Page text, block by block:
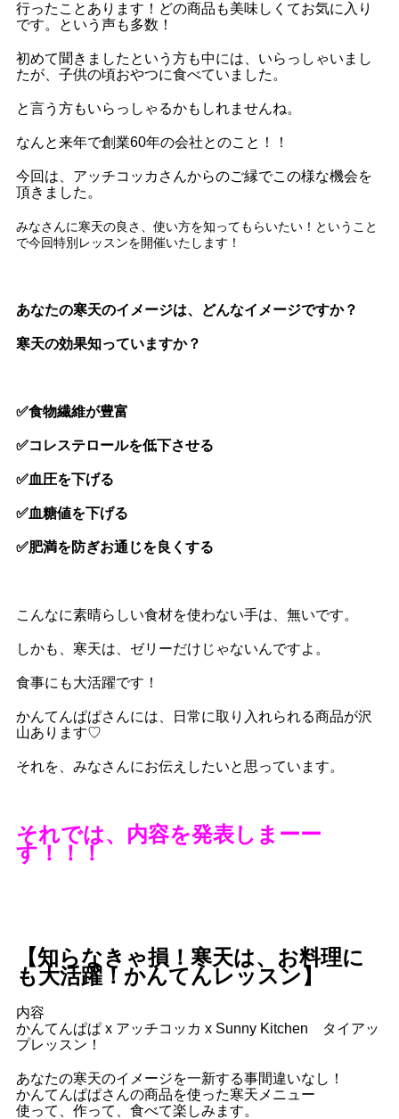
行ったことあります！どの商品も美味しくてお気に入り
です。という声も多数！
初めて聞きましたという方も中には、いらっしゃいまし
たが、子供の頃おやつに食べていました。
と言う方もいらっしゃるかもしれませんね。
なんと来年で創業60年の会社とのこと！！
今回は、アッチコッカさんからのご縁でこの様な機会を
頂きました。
みなさんに寒天の良さ、使い方を知ってもらいたい！ということ
で今回特別レッスンを開催いたします！
あなたの寒天のイメージは、どんなイメージですか？
寒天の効果知っていますか？
✅食物繊維が豊富
✅コレステロールを低下させる
✅血圧を下げる
✅血糖値を下げる
✅肥満を防ぎお通じを良くする
こんなに素晴らしい食材を使わない手は、無いです。
しかも、寒天は、ゼリーだけじゃないんですよ。
食事にも大活躍です！
かんてんぱぱさんには、日常に取り入れられる商品が沢
山あります♡
それを、みなさんにお伝えしたいと思っています。
それでは、内容を発表しまーー
す！！！
【知らなきゃ損！寒天は、お料理に
も大活躍！かんてんレッスン】
内容
かんてんぱぱ x アッチコッカ x Sunny Kitchen タイアッ
プレッスン！
あなたの寒天のイメージを一新する事間違いなし！
かんてんぱぱさんの商品を使った寒天メニュー
使って、作って、食べて楽しみます。